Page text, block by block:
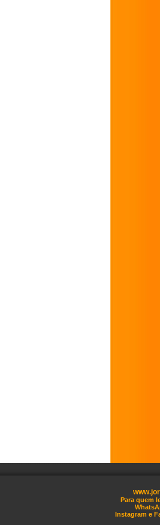
Para quem
Instagram e